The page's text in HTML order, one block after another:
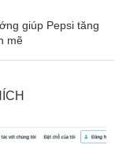
giúp Pepsi tăng
mẽ